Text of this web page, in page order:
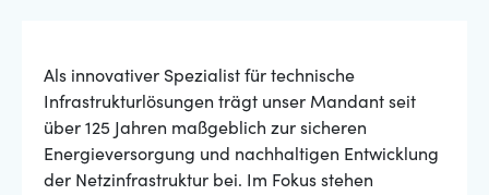
Als innovativer Spezialist für technische
Infrastrukturlösungen trägt unser Mandant seit
über 125 Jahren maßgeblich zur sicheren
Energieversorgung und nachhaltigen Entwicklung
der Netzinfrastruktur bei. Im Fokus stehen